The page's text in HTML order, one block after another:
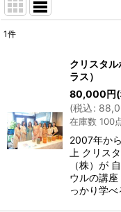
1件
クリスタ
ラス）
80,000円
(税込:
在庫数 100
2007年か
上 クリス
（株）が
ウルの講
っかり学